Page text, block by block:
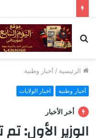
بحث
عن
الرئيسية / أخبار وطنية
أخبار وطنية اخبار الولايات
أخر الأخبار